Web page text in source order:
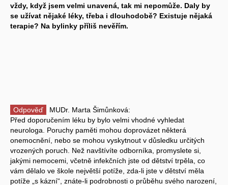
vždy, když jsem velmi unavená, tak mi nepomůže. Daly by
se užívat nějaké léky, třeba i dlouhodobě? Existuje nějaká
terapie? Na bylinky příliš nevěřím.
Odpověď
MUDr. Marta Šimůnková:
Před doporučením léku by bylo velmi vhodné vyhledat
neurologa. Poruchy paměti mohou doprovázet některá
onemocnění, nebo se mohou vyskytnout v důsledku určitých
vrozených poruch. Než navštívíte odborníka, promyslete si,
jakými nemocemi, včetně infekčních jste od dětství trpěla, co
vám dělalo ve škole největší potíže, zda-li jste v dětství měla
potíže „s kázní“, znáte-li podrobnosti o průběhu svého narození,